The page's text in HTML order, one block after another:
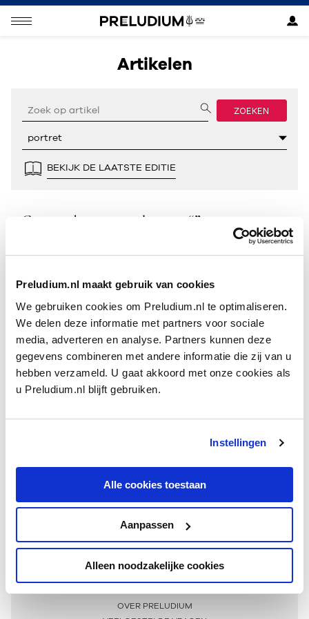
Preludium.nl maakt gebruik van cookies
We gebruiken cookies om Preludium.nl te optimaliseren.
We delen deze informatie met partners voor sociale
media, adverteren en analyse. Partners kunnen deze
gegevens combineren met andere informatie die zij van u
hebben verzameld. U gaat akkoord met onze cookies als
u Preludium.nl blijft gebruiken.
Instellingen
Alle cookies toestaan
Aanpassen
Alleen noodzakelijke cookies
Artikelen
ZOEKEN
BEKIJK DE LAATSTE EDITIE
Geen resultaten gevonden voor “”.
Meer informatie
OVER PRELUDIUM